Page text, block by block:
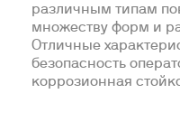
различным типам
множеству форм и
Отличные
безопасность
коррозионная